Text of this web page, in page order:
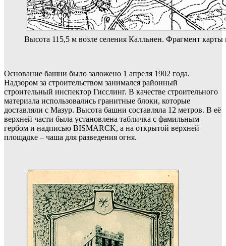
Высота 115,5 м возле селения Калльнен. Фрагмент карты
Основание башни было заложено 1 апреля 1902 года.
Надзором за строительством занимался районный
строительный инспектор Гисслинг. В качестве строительного
материала использовались гранитные блоки, которые
доставляли с Мазур. Высота башни составляла 12 метров. В её
верхней части была установлена табличка с фамильным
гербом и надписью BISMARCK, а на открытой верхней
площадке – чаша для разведения огня.